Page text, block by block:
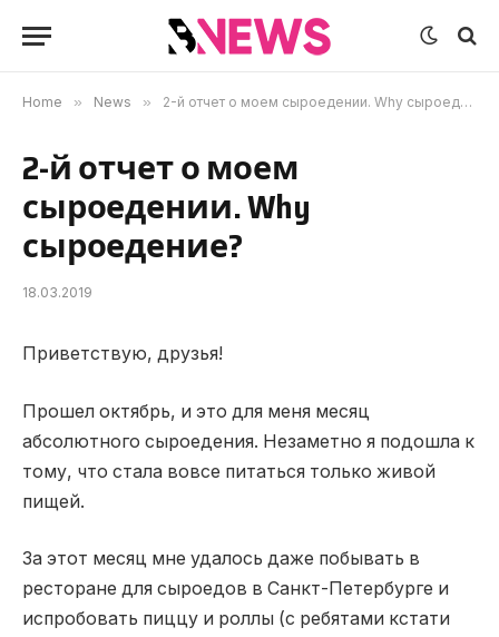
Home » News » 2-й отчет о моем сыроедении. Why сыроедение?
2-й отчет о моем
сыроедении. Why
сыроедение?
18.03.2019
Приветствую, друзья!
Прошел октябрь, и это для меня месяц
абсолютного сыроедения. Незаметно я подошла к
тому, что стала вовсе питаться только живой
пищей.
За этот месяц мне удалось даже побывать в
ресторане для сыроедов в Санкт-Петербурге и
испробовать пиццу и роллы (с ребятами кстати